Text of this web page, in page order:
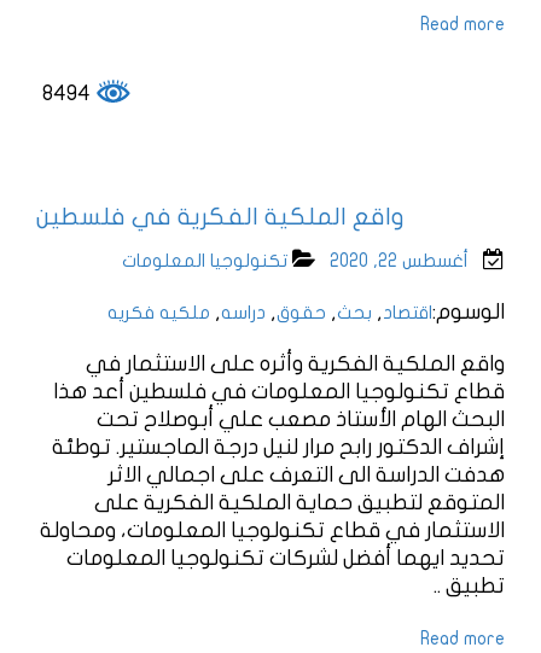
Read more
واقع الملكية الفكرية في فلسطين
أغسطس 22, 2020 تكنولوجيا المعلومات
الوسوم: اقتصاد, بحث, حقوق, دراسه, ملكيه فكريه
واقع الملكية الفكرية وأثره على الاستثمار في
قطاع تكنولوجيا المعلومات في فلسطين أعد هذا
البحث الهام الأستاذ مصعب علي أبوصلاح تحت
إشراف الدكتور رابح مرار لنيل درجة الماجستير. توطئة
هدفت الدراسة الى التعرف على اجمالي الاثر
المتوقع لتطبيق حماية الملكية الفكرية على
الاستثمار في قطاع تكنولوجيا المعلومات، ومحاولة
تحديد ايهما أفضل لشركات تكنولوجيا المعلومات
تطبيق ..
Read more